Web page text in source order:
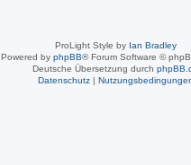
ProLight Style by Ian Bradley
Powered by phpBB® Forum Software ©
Deutsche Übersetzung durch
Datenschutz|